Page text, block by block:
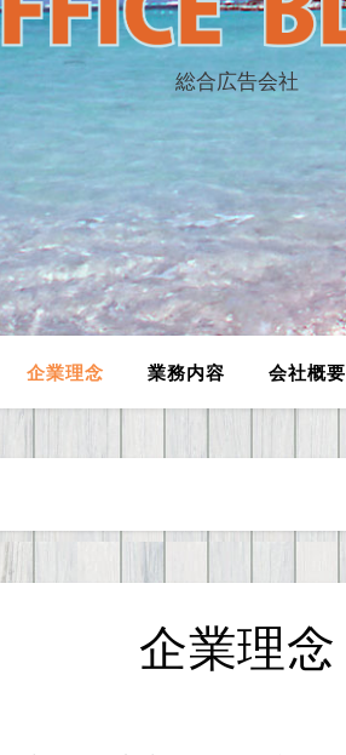
総合広告会社
企業理念 業務内容 会社概要
企業理念